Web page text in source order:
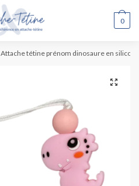
0
Attache tétine prénom dinosaure en